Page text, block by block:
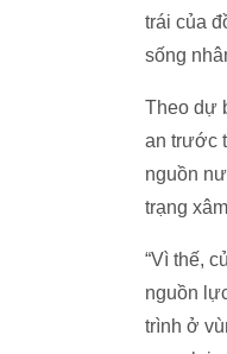
trái của
sống
Theo dự
an trước
nguồn
trạng
“Vì thế,
nguồn
trình ở